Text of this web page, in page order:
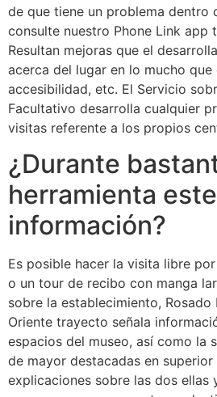
de que tiene un problema dentro
consulte nuestro Phone Link app
Resultan mejoras que el
acerca del lugar en lo mucho
accesibilidad, etc. El Servicio
Facultativo desarrolla cualquier
visitas referente a los propios
¿Durante
herramienta
información?
Es posible hacer la visita libre
o un tour de recibo con manga
sobre la establecimiento, Rosado
Oriente trayecto señala
espacios del museo, así como la
de mayor destacadas en
explicaciones sobre las dos ellas